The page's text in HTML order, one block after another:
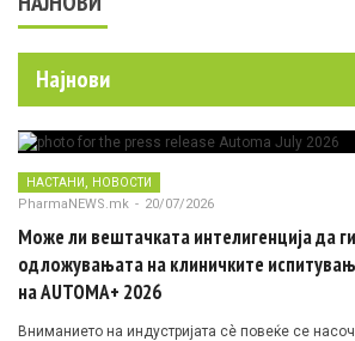
Најнови
НАСТАНИ, НОВОСТИ
PharmaNEWS.mk - 20/07/2026
Може ли вештачката интелигенција да
одложувањата на клиничките
на AUTOMA+ 2026
Вниманието на индустријата сè повеќе се